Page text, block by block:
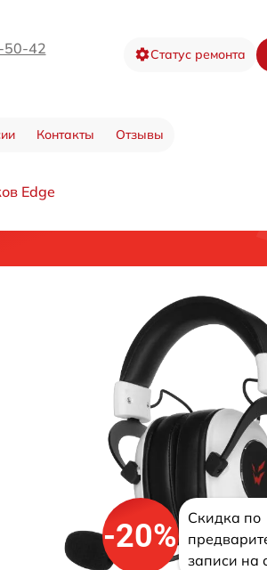
50-42 Статус ремонта
Контакты Отзывы
Edge
-20%
Скидка по
записи на